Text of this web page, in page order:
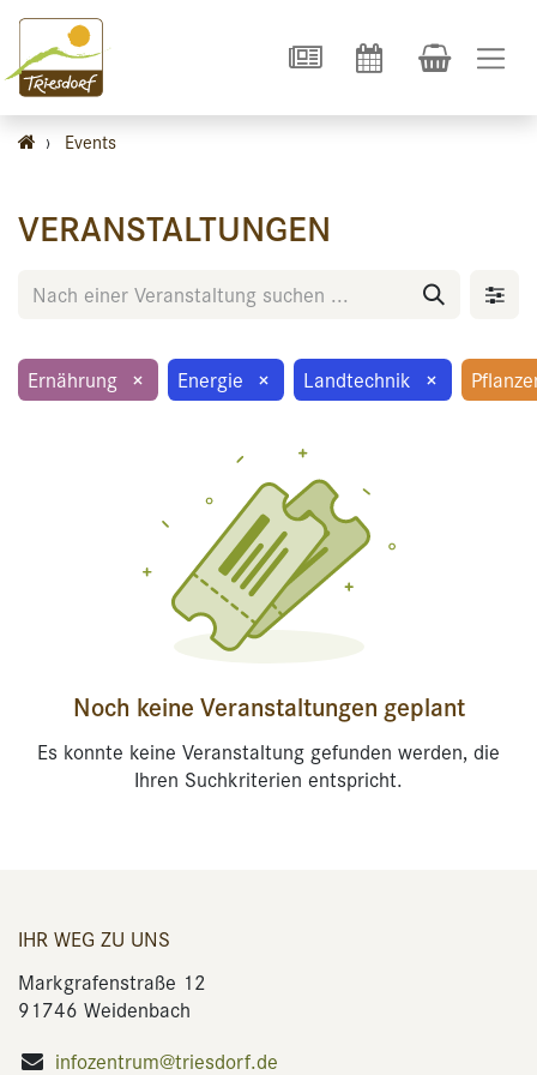
› Events
VERANSTALTUNGEN
Ernährung × Energie × Landtechnik ×
Noch keine Veranstaltungen geplant
Es konnte keine Veranstaltung gefunden werden, die
Ihren Suchkriterien entspricht.
IHR WEG ZU UNS
Markgrafenstraße 12
91746 Weidenbach
infozentrum@triesdorf.de